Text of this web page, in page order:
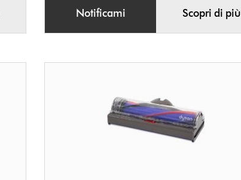
Notificami Scopri di più